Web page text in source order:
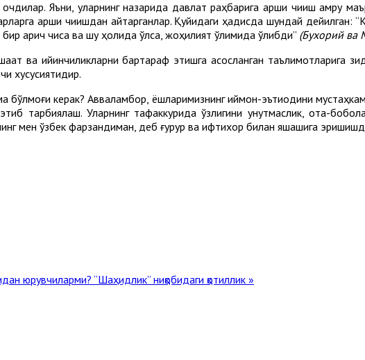
Яъни, уларнинг назарида давлат раҳбарига қарши чиқиш амру
қарши чиқишдан қайтарганлар. Қуйидаги ҳадисда шундай дейилган:
қарич чиқса ва шу ҳолида ўлса, жоҳилият ўлимида ўлибди” (Бухорий ва
ва қийинчиликларни бартараф этишга асосланган таълимотларига
хусусиятидир.
керак? Авваламбор, ёшларимизнинг иймон-эътиқодини
тарбиялаш. Уларнинг тафаккурида ўзлигини унутмаслик, ота-
мен ўзбек фарзандиман, деб ғурур ва ифтихор билан яшашига
юрувчиларми? “Шаҳидлик” ниқобидаги қотиллик »